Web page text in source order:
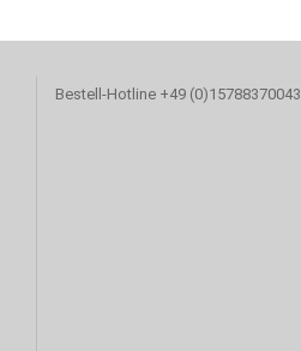
Bestell-Hotline +49 (0)15788370043